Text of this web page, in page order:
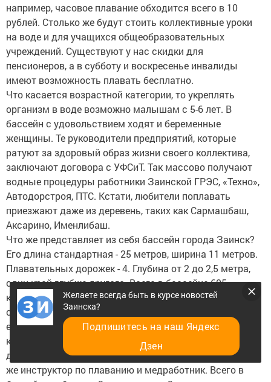
например, часовое плавание обходится всего в 10
рублей. Столько же будут стоить коллективные уроки
на воде и для учащихся общеобразовательных
учреждений. Существуют у нас скидки для
пенсионеров, а в субботу и воскресенье инвалиды
имеют возможность плавать бесплатно.
Что касается возрастной категории, то укреплять
организм в воде возможно малышам с 5-6 лет. В
бассейн с удовольствием ходят и беременные
женщины. Те руководители предприятий, которые
ратуют за здоровый образ жизни своего коллектива,
заключают договора с УФСиТ. Так массово получают
водные процедуры работники Заинской ГРЭС, «Техно»,
Автодорстроя, ПТС. Кстати, любители поплавать
приезжают даже из деревень, таких как Сармашбаш,
Аксарино, Именлибаш.
Что же представляет из себя бассейн города Заинск?
Его длина стандартная - 25 метров, ширина 11 метров.
Плавательных дорожек - 4. Глубина от 2 до 2,5 метра,
один край глубже другого. Всего в бассейне 605
кубометров воды. Температура воды + 27,2 оС, а в
самом помещении + 28,9 оС. Работает бассейн
ежедневно с 8 до 21 часа, за исключением четверга,
когда до обеда проводится санитарный день. Всегда
должны находиться на посту в бассейне спасатель, он
же инструктор по плаванию и медработник. Всего в
Желаете всегда быть в курсе новостей
Заинска?
Подпишитесь на наш Яндекс
Дзен